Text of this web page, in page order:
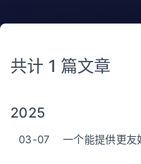
共计 1 篇文章
2025
03-07